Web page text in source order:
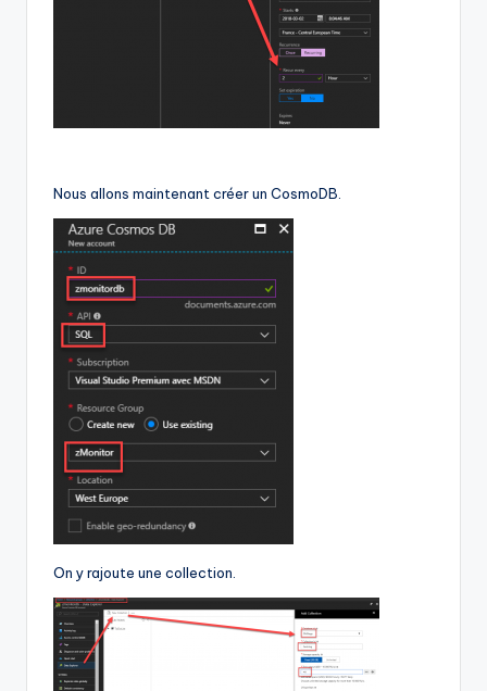
Nous allons maintenant créer un CosmoDB.
On y rajoute une collection.